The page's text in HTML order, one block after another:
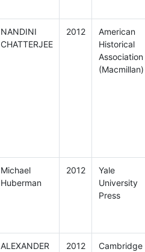
NANDINI
CHATTERJEE
2012
American
Historical
Association
(Macmillan)
Michael
Huberman
2012
Yale
University
Press
ALEXANDER
2012
Cambridge